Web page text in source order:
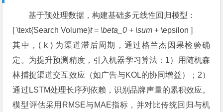
基于预处理数据，构建基础多元线性回归模型：
[ \text{Search Volume}t = \beta_0 + \sum + \epsilon ]
其中，( k ) 为渠道滞后周期，通过格兰杰因果检验确
定。为提升预测精度，引入机器学习算法：1）用随机森
林捕捉渠道交互效应（如广告与KOL的协同增益）；2）
通过LSTM处理长序列依赖，识别品牌声量的累积效应。
模型评估采用RMSE与MAE指标，并对比传统回归与机